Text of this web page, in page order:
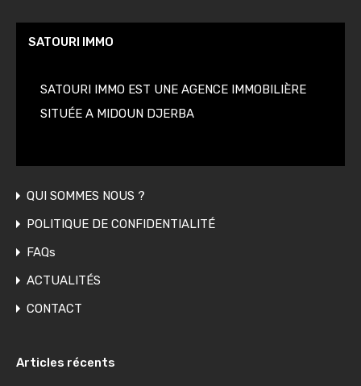
SATOURI IMMO
SATOURI IMMO EST UNE AGENCE IMMOBILIÈRE
SITUÉE A MIDOUN DJERBA
QUI SOMMES NOUS ?
POLITIQUE DE CONFIDENTIALITÉ
FAQs
ACTUALITÉS
CONTACT
Articles récents